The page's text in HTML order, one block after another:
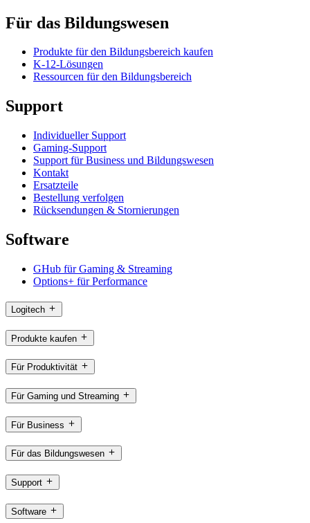
Für das Bildungswesen
Produkte für den Bildungsbereich kaufen
K-12-Lösungen
Ressourcen für den Bildungsbereich
Support
Individueller Support
Gaming-Support
Support für Business und Bildungswesen
Kontakt
Ersatzteile
Bestellung verfolgen
Rücksendungen & Stornierungen
Software
GHub für Gaming & Streaming
Options+ für Performance
Logitech
Produkte kaufen
Für Produktivität
Für Gaming und Streaming
Für Business
Für das Bildungswesen
Support
Software